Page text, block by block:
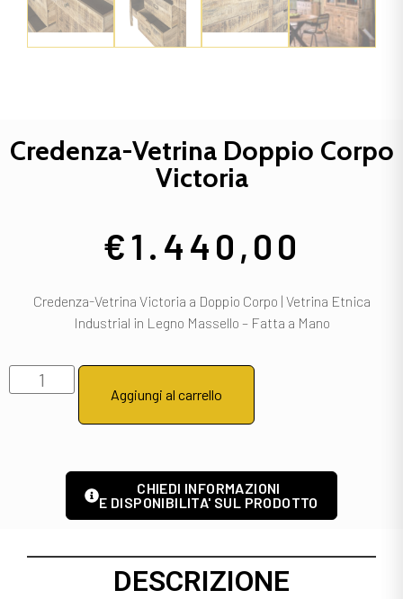
Credenza-Vetrina Doppio Corpo
Victoria
€1.440,00
Credenza-Vetrina Victoria a Doppio Corpo | Vetrina Etnica
Industrial in Legno Massello – Fatta a Mano
Aggiungi al carrello
CHIEDI INFORMAZIONI
E DISPONIBILITA' SUL PRODOTTO
DESCRIZIONE